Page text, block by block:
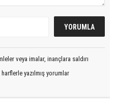
veya imalar, inançlara saldırı
yazılmış yorumlar